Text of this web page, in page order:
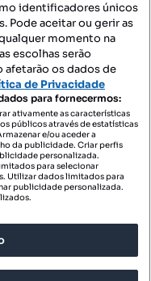
identificadores únicos
Pode aceitar ou gerir as
momento na
escolhas serão
afetarão os dados de
de Privacidade
para fornecermos:
ativamente as características
públicos através de estatísticas
e/ou aceder a
da publicidade. Criar perfis
personalizada.
para selecionar
Utilizar dados limitados para
publicidade personalizada.